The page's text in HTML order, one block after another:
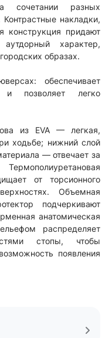
сочетании разных
накладки,
конструкция придают
характер,
образах.
обеспечивает
позволяет легко
из EVA — легкая,
ходьбе; нижний слой
— отвечает за
от торсионного
Объемная
подчеркивают
анатомическая
распределяет
стопы, чтобы
появления